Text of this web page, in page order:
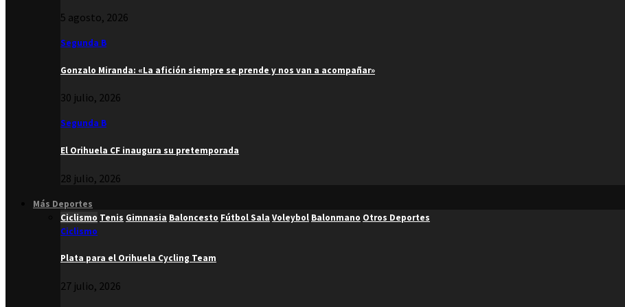
5 agosto, 2026
Segunda B
Gonzalo Miranda: «La afición siempre se prende y nos van a acompañar»
30 julio, 2026
Segunda B
El Orihuela CF inaugura su pretemporada
28 julio, 2026
Más Deportes
Ciclismo Tenis Gimnasia Baloncesto Fútbol Sala Voleybol Balonmano Otros Deportes
Ciclismo
Plata para el Orihuela Cycling Team
27 julio, 2026